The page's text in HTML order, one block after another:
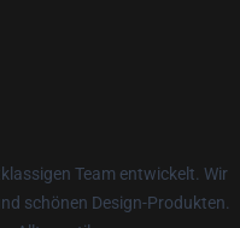
Team entwickelt. Wir
schönen Design-Produkten.